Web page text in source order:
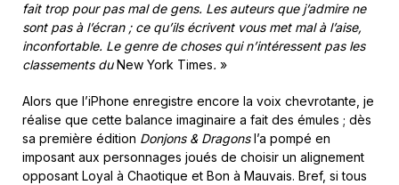
fait trop pour pas mal de gens. Les auteurs que j’admire ne
sont pas à l’écran ; ce qu’ils écrivent vous met mal à l’aise,
inconfortable. Le genre de choses qui n’intéressent pas les
classements duNew York Times. »
Alors que l’iPhone enregistre encore la voix chevrotante, je
réalise que cette balance imaginaire a fait des émules ; dès
sa première édition Donjons & Dragonsl’a pompé en
imposant aux personnages joués de choisir un alignement
opposant Loyal à Chaotique et Bon à Mauvais. Bref, si tous